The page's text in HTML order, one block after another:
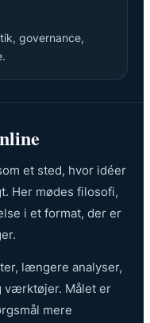
governance,
et sted, hvor idéer
Her mødes filosofi,
i et format, der er
længere analyser,
værktøjer. Målet er
mere